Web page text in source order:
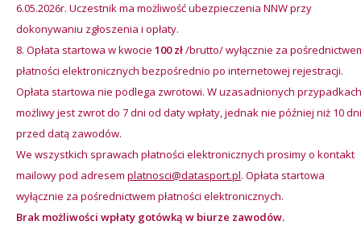
6.05.2026r. Uczestnik ma możliwość ubezpieczenia NNW przy
dokonywaniu zgłoszenia i opłaty.
Opłata startowa w kwocie 100 zł/brutto/ wyłącznie za
płatności elektronicznych bezpośrednio po internetowej rejestracji.
Opłata startowa nie podlega zwrotowi. W uzasadnionych przypadkach
możliwy jest zwrot do 7 dni od daty wpłaty, jednak nie później niż 10 dni
przed datą zawodów.
We wszystkich sprawach płatności elektronicznych prosimy o kontakt
mailowy pod adresem platnosci@datasport.pl. Opłata startowa
wyłącznie za pośrednictwem płatności elektronicznych.
Brak możliwości wpłaty gotówką w biurze zawodów.